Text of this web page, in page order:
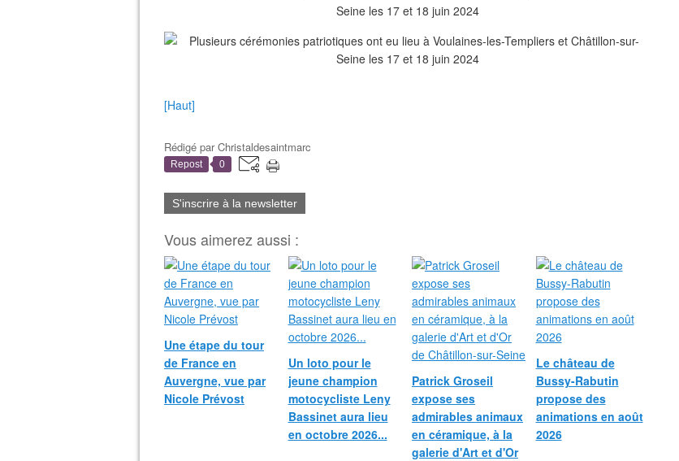
[Haut]
Rédigé parChristaldesaintmarc
Repost 0
S'inscrire à la newsletter
Vous aimerez aussi :
Une étape du tour
de France en
Auvergne, vue par
Nicole Prévost
Un loto pour le
jeune champion
motocycliste Leny
Bassinet aura lieu
en octobre 2026...
Patrick Groseil
expose ses
admirables animaux
en céramique, à la
galerie d'Art et d'Or
Le château de
Bussy-Rabutin
propose des
animations en août
2026